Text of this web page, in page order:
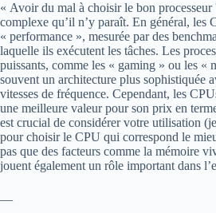
« Avoir du mal à choisir le bon
complexe qu’il n’y paraît. En général, les
« performance », mesurée par des
laquelle ils exécutent les tâches. Les
puissants, comme les « gaming » ou les «
souvent un architecture plus sophistiquée
vitesses de fréquence. Cependant, les
une meilleure valeur pour son prix en
est crucial de considérer votre utilisation
pour choisir le CPU qui correspond le
pas que des facteurs comme la mémoire
jouent également un rôle important dans
—